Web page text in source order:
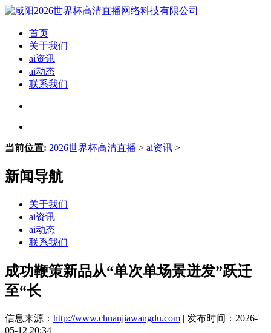
首页
关于我们
ai资讯
ai动态
联系我们
当前位置: 2026世界杯高清直播 > ai资讯 >
新闻导航
关于我们
ai资讯
ai动态
联系我们
成功鞭策新品从“单次单场景迸发”跃迁
至“长
信息来源： http://www.chuanjiawangdu.com | 发布时间：2026-
05-12 20:34